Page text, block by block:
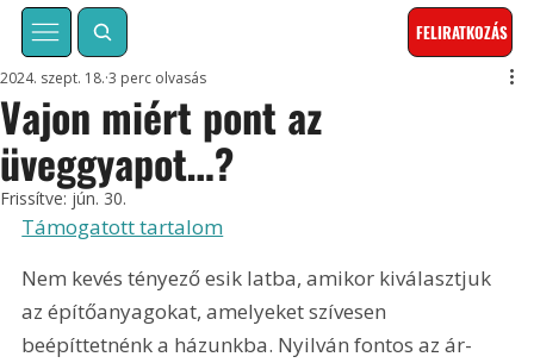
FELIRATKOZÁS
Vajon miért pont az
üveggyapot…?
2024. szept. 18. 3 perc olvasás
Frissítve: jún. 30.
Támogatott tartalom
Nem kevés tényező esik latba, amikor kiválasztjuk
az építőanyagokat, amelyeket szívesen
beépíttetnénk a házunkba. Nyilván fontos az ár-